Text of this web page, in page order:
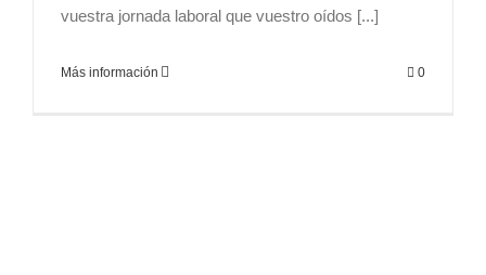
vuestra jornada laboral que vuestro oídos [...]
Más información 0